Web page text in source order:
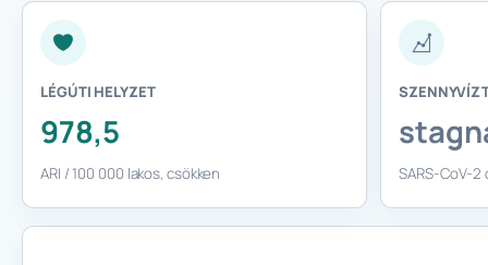
LÉGÚTI HELYZET
978,5
ARI / 100 000 lakos, csökken SARS-CoV-